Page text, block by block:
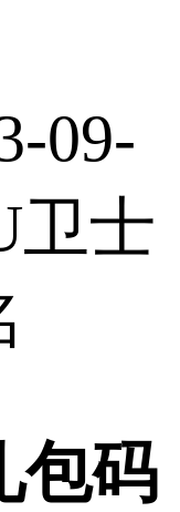
09-
卫士
包码